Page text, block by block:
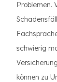
Problemen.
schwierig
können zu